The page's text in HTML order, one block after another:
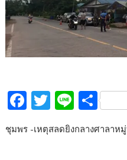
F
e
T
itt
Li
e
S
ar
ชุมพร -เหตุสลดยิงกลางศาลาห